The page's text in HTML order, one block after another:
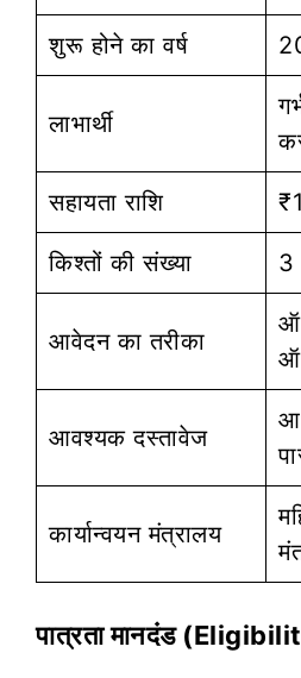
शुरू होने का वर्ष
लाभार्थी
सहायता राशि
किश्तों की संख्या 3
आवेदन का तरीका
आवश्यक दस्तावेज
कार्यान्वयन मंत्रालय
पात्रता मानदंड